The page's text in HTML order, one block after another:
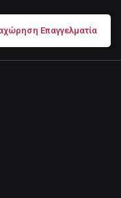
Επαγγελματία